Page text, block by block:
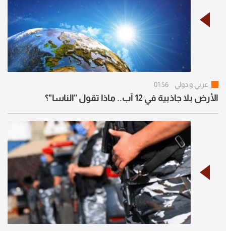
عربي و دولي 01:56
الأرض بلا جاذبية في 12 آب.. ماذا تقول "الناسا"؟